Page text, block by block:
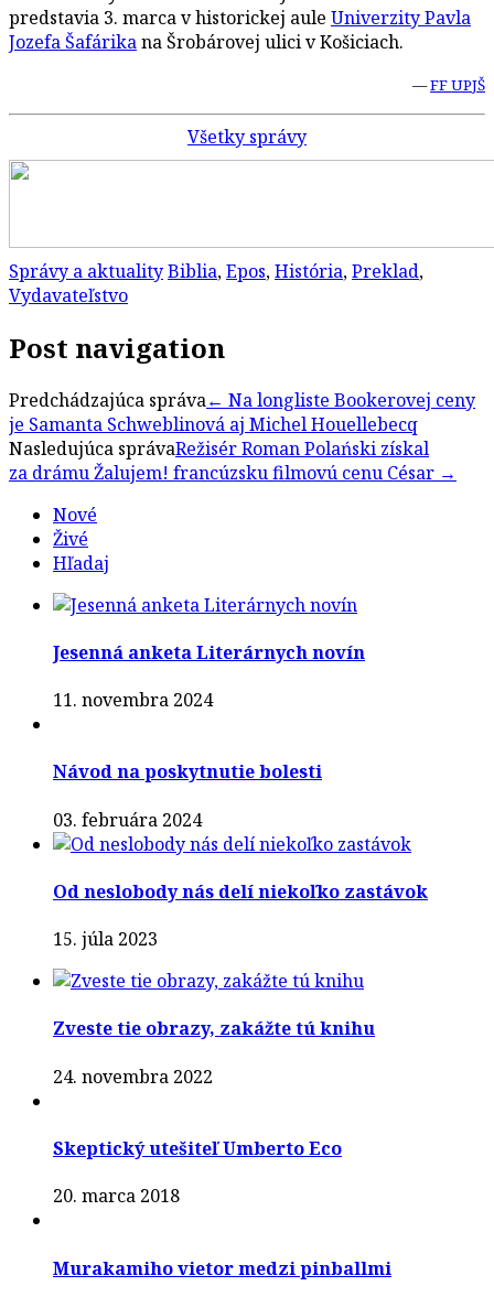
predstavia 3. marca v historickej aule Univerzity Pavla
Jozefa Šafárikana Šrobárovej ulici v Košiciach.
—FF UPJŠ
Všetky správy
Správy a aktualityBiblia,Epos,História,Preklad,
Vydavateľstvo
Post navigation
Predchádzajúca správa← Na longliste Bookerovej ceny
je Samanta Schweblinová aj Michel Houellebecq
Nasledujúca správaRežisér Roman Polański získal
za drámu Žalujem! francúzsku filmovú cenu César →
Nové
Živé
Hľadaj
Jesenná anketa Literárnych novín
11. novembra 2024
Návod na poskytnutie bolesti
03. februára 2024
Od neslobody nás delí niekoľko zastávok
15. júla 2023
Zveste tie obrazy, zakážte tú knihu
24. novembra 2022
Skeptický utešiteľ Umberto Eco
20. marca 2018
Murakamiho vietor medzi pinballmi